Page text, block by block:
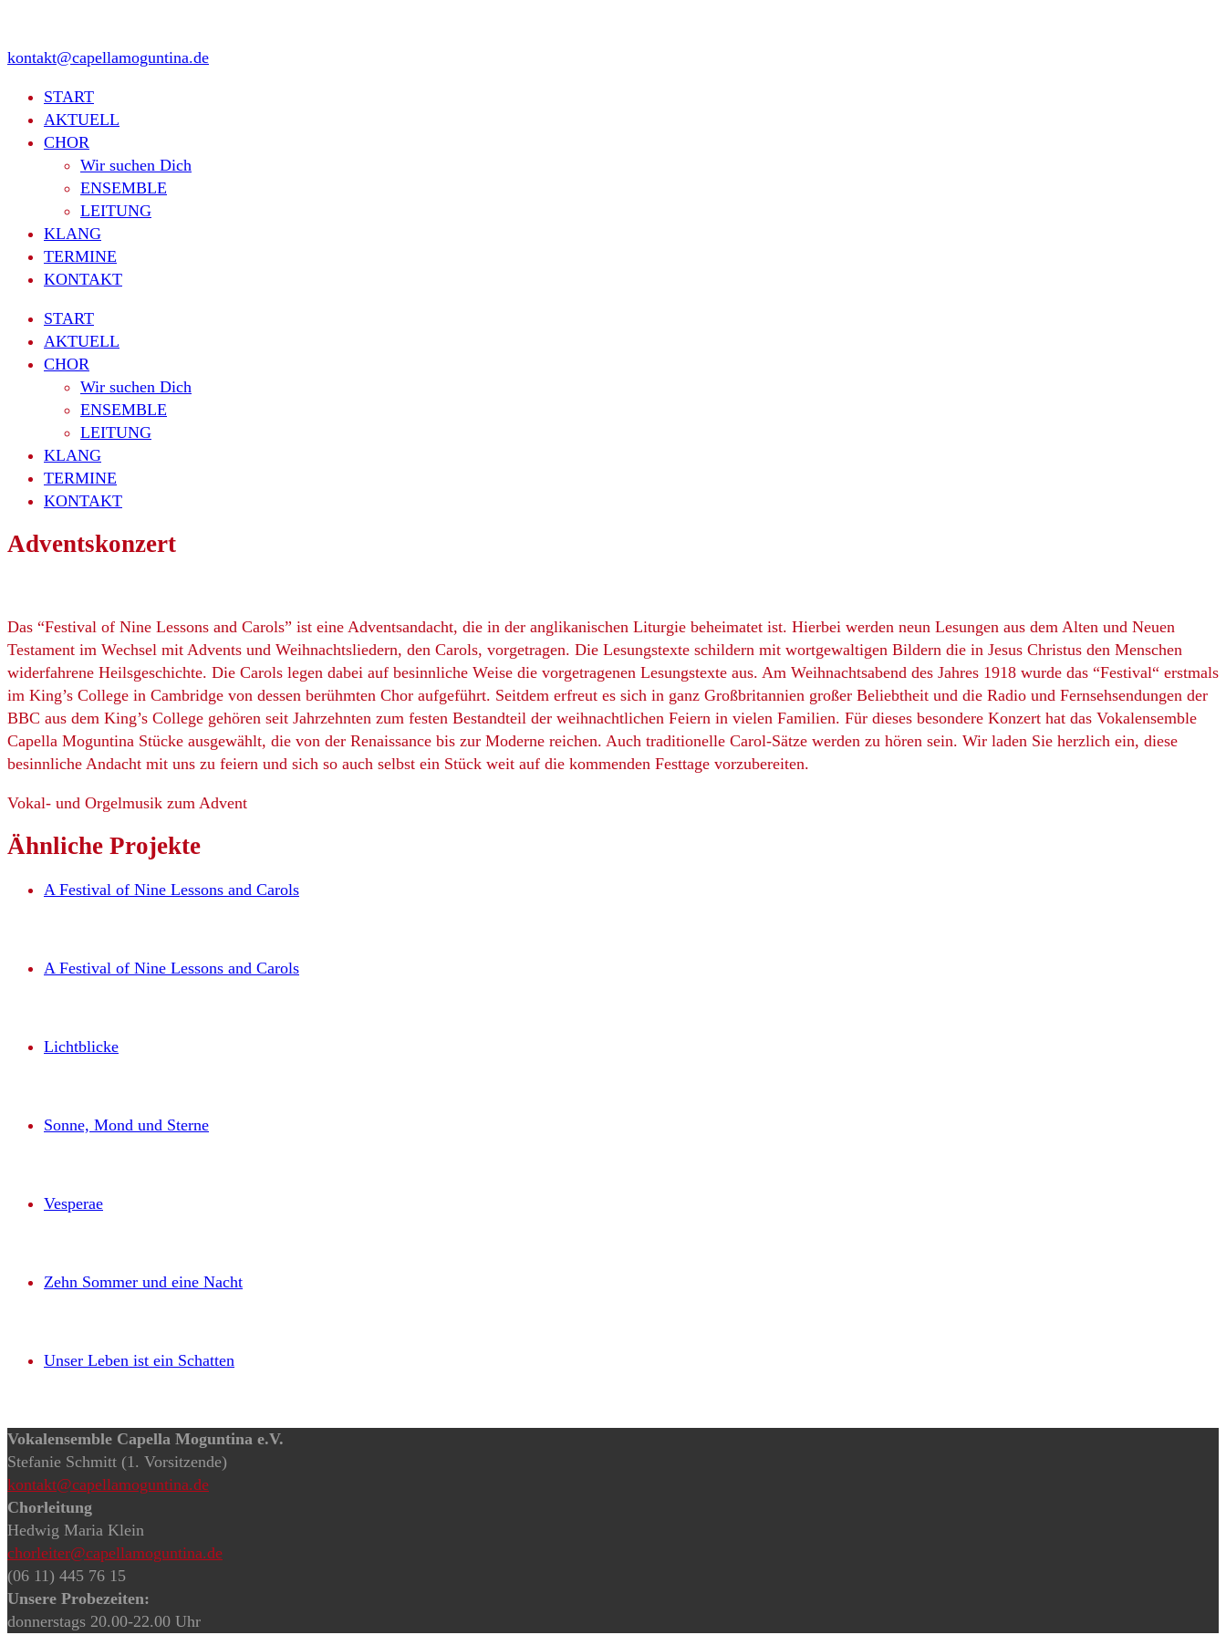
kontakt@capellamoguntina.de
START
AKTUELL
CHOR
Wir suchen Dich
ENSEMBLE
LEITUNG
KLANG
TERMINE
KONTAKT
START
AKTUELL
CHOR
Wir suchen Dich
ENSEMBLE
LEITUNG
KLANG
TERMINE
KONTAKT
Adventskonzert
Das “Festival of Nine Lessons and Carols” ist eine Adventsandacht, die in der anglikanischen Liturgie beheimatet ist. Hierbei werden neun Lesungen aus dem Alten und Neuen
Testament im Wechsel mit Advents und Weihnachtsliedern, den Carols, vorgetragen. Die Lesungstexte schildern mit wortgewaltigen Bildern die in Jesus Christus den Menschen
widerfahrene Heilsgeschichte. Die Carols legen dabei auf besinnliche Weise die vorgetragenen Lesungstexte aus. Am Weihnachtsabend des Jahres 1918 wurde das “Festival“ erstmals
im King’s College in Cambridge von dessen berühmten Chor aufgeführt. Seitdem erfreut es sich in ganz Großbritannien großer Beliebtheit und die Radio und Fernsehsendungen der
BBC aus dem King’s College gehören seit Jahrzehnten zum festen Bestandteil der weihnachtlichen Feiern in vielen Familien. Für dieses besondere Konzert hat das Vokalensemble
Capella Moguntina Stücke ausgewählt, die von der Renaissance bis zur Moderne reichen. Auch traditionelle Carol-Sätze werden zu hören sein. Wir laden Sie herzlich ein, diese
besinnliche Andacht mit uns zu feiern und sich so auch selbst ein Stück weit auf die kommenden Festtage vorzubereiten.
Vokal- und Orgelmusik zum Advent
Ähnliche Projekte
A Festival of Nine Lessons and Carols
A Festival of Nine Lessons and Carols
Lichtblicke
Sonne, Mond und Sterne
Vesperae
Zehn Sommer und eine Nacht
Unser Leben ist ein Schatten
Vokalensemble Capella Moguntina e.V.
Stefanie Schmitt (1. Vorsitzende)
kontakt@capellamoguntina.de
Chorleitung
Hedwig Maria Klein
chorleiter@capellamoguntina.de
(06 11) 445 76 15
Unsere Probezeiten:
donnerstags 20.00-22.00 Uhr